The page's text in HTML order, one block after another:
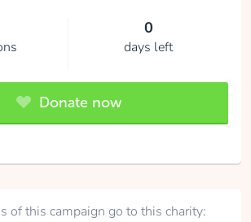
0
days left
Donate now
of this campaign go to this charity: